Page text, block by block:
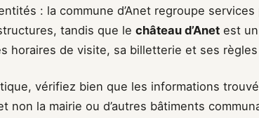
: la commune d’Anet regroupe services
tandis que le château d’Anet est
horaires de visite, sa billetterie et ses règles
vérifiez bien que les informations
non la mairie ou d’autres bâtiments